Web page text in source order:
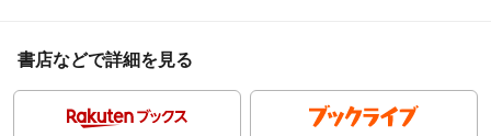
書店などで詳細を見る